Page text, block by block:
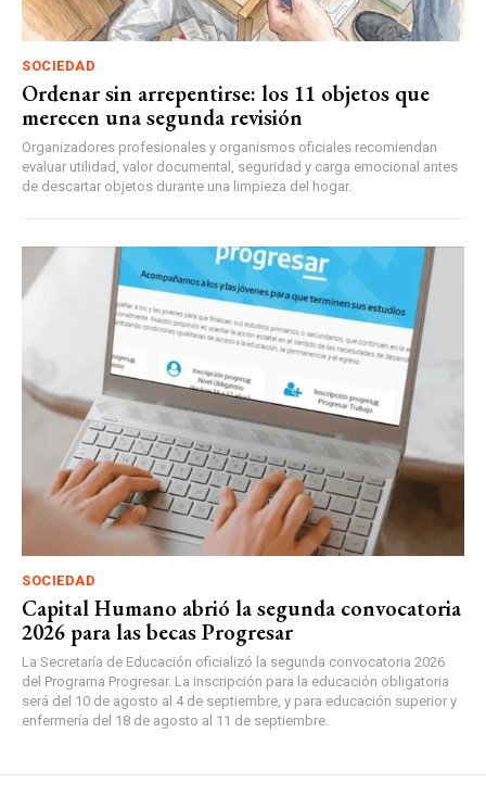
SOCIEDAD
Ordenar sin arrepentirse: los 11 objetos que
merecen una segunda revisión
Organizadores profesionales y organismos oficiales recomiendan
evaluar utilidad, valor documental, seguridad y carga emocional antes
de descartar objetos durante una limpieza del hogar.
SOCIEDAD
Capital Humano abrió la segunda convocatoria
2026 para las becas Progresar
La Secretaría de Educación oficializó la segunda convocatoria 2026
del Programa Progresar. La inscripción para la educación obligatoria
será del 10 de agosto al 4 de septiembre, y para educación superior y
enfermería del 18 de agosto al 11 de septiembre.